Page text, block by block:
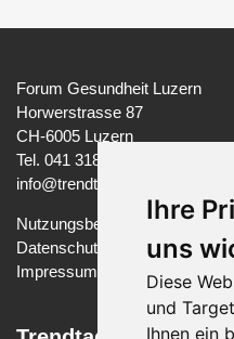
Ihre
uns
Diese
und
Ihnen ein
Forum Gesundheit Luzern
Horwerstrasse 87
CH-6005 Luzern
Tel. 041 318 37 97
info@trendtage-gesundheit.ch
Nutzungsbedingungen
Datenschutzerklärung
Impressum